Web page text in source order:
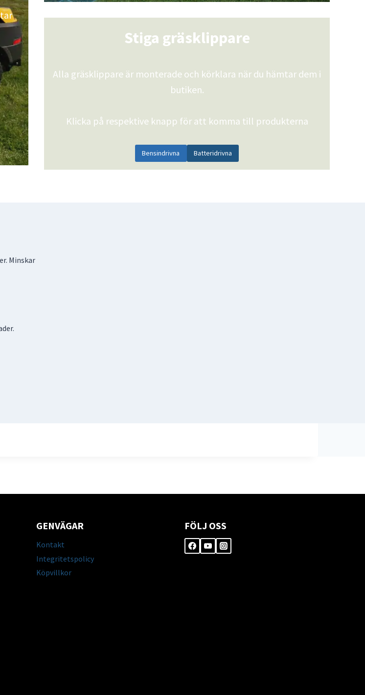
Stiga gräsklippare
Alla gräsklippare är monterade och körklara när du hämtar dem i
butiken.
Klicka på respektive knapp för att komma till produkterna
Bensindrivna Batteridrivna
Minskar
GENVÄGAR
Kontakt
Integritetspolicy
Köpvillkor
FÖLJ OSS